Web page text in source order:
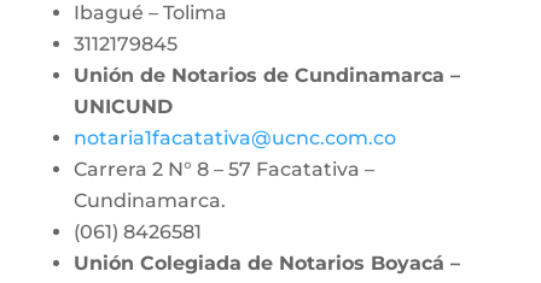
Ibagué – Tolima
3112179845
Unión de Notarios de Cundinamarca –
UNICUND
notaria1facatativa@ucnc.com.co
Carrera 2 N° 8 – 57 Facatativa –
Cundinamarca.
(061) 8426581
Unión Colegiada de Notarios Boyacá –